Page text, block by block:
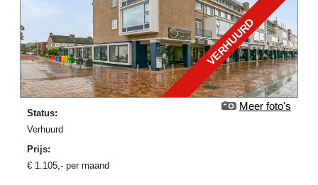
VERHUURD
Meer foto's
Status:
verhuurd
Prijs:
€ 1.105 ,- per maand